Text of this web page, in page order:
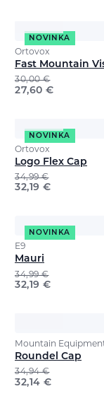
NOVINKA
Ortovox
Fast Mountain
30,00€
27,60 €
NOVINKA
Ortovox
Logo Flex Cap
34,99€
32,19 €
NOVINKA
E9
Mauri
34,99€
32,19 €
Mountain
Roundel Cap
34,94€
32,14 €